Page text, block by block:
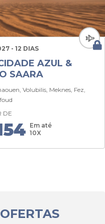
- 12 DIAS
AZUL &
SAARA
Volubilis, Meknes, Fez,
DE
Em até
10X